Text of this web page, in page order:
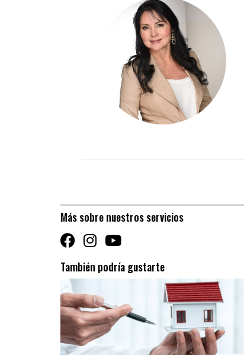
Más sobre nuestros servicios
También podría gustarte